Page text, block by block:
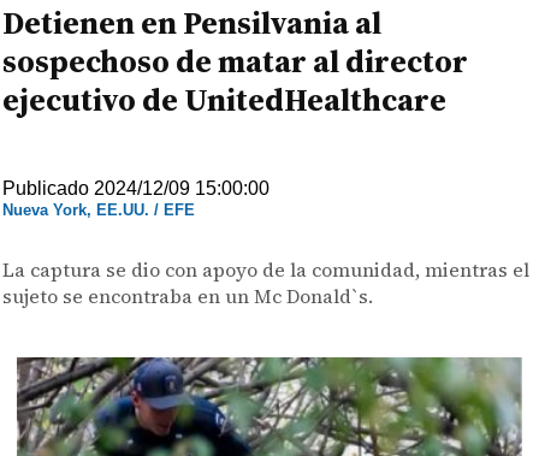
Detienen en Pensilvania al
sospechoso de matar al director
ejecutivo de UnitedHealthcare
Publicado 2024/12/09 15:00:00
Nueva York, EE.UU. / EFE
La captura se dio con apoyo de la comunidad, mientras el
sujeto se encontraba en un Mc Donald`s.